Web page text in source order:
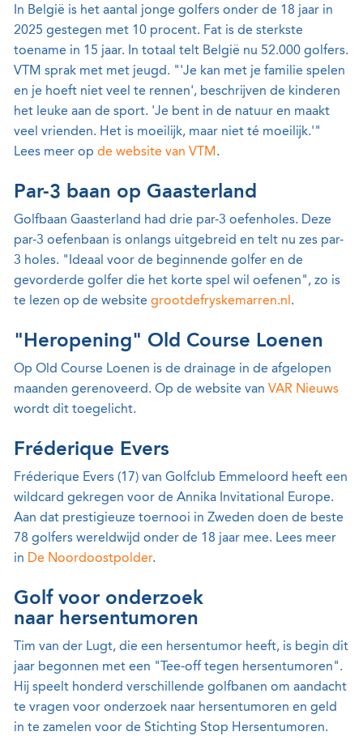
In België is het aantal jonge golfers onder de 18 jaar in
2025 gestegen met 10 procent. Fat is de sterkste
toename in 15 jaar. In totaal telt België nu 52.000 golfers.
VTM sprak met met jeugd. "'Je kan met je familie spelen
en je hoeft niet veel te rennen', beschrijven de kinderen
het leuke aan de sport. 'Je bent in de natuur en maakt
veel vrienden. Het is moeilijk, maar niet té moeilijk.'"
Lees meer op de website van VTM .
Par-3 baan op Gaasterland
Golfbaan Gaasterland had drie par-3 oefenholes. Deze
par-3 oefenbaan is onlangs uitgebreid en telt nu zes par-
3 holes. "Ideaal voor de beginnende golfer en de
gevorderde golfer die het korte spel wil oefenen", zo is
te lezen op de website grootdefryskemarren.nl .
"Heropening" Old Course Loenen
Op Old Course Loenen is de drainage in de afgelopen
maanden gerenoveerd. Op de website van VAR Nieuws
wordt dit toegelicht.
Fréderique Evers
Fréderique Evers (17) van Golfclub Emmeloord heeft een
wildcard gekregen voor de Annika Invitational Europe.
Aan dat prestigieuze toernooi in Zweden doen de beste
78 golfers wereldwijd onder de 18 jaar mee. Lees meer
in De Noordoostpolder.
Golf voor onderzoek
naar hersentumoren
Tim van der Lugt, die een hersentumor heeft, is begin dit
jaar begonnen met een "Tee-off tegen hersentumoren".
Hij speelt honderd verschillende golfbanen om aandacht
te vragen voor onderzoek naar hersentumoren en geld
in te zamelen voor de Stichting Stop Hersentumoren.